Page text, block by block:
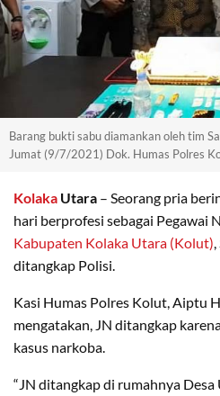
Barang bukti sabu diamankan oleh tim
Jumat (9/7/2021) Dok. Humas Polres
Kolaka Utara – Seorang pria
hari berprofesi sebagai Pegawai
Kabupaten Kolaka Utara (Kolut)
ditangkap Polisi.
Kasi Humas Polres Kolut, Aiptu
mengatakan, JN ditangkap
kasus narkoba.
“JN ditangkap di rumahnya